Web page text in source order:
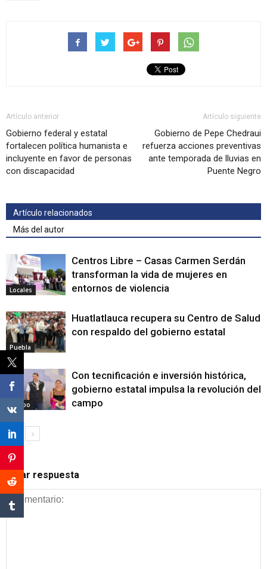
Artículo anterior
Gobierno federal y estatal
fortalecen política humanista e
incluyente en favor de personas
con discapacidad
Artículo siguiente
Gobierno de Pepe Chedraui
refuerza acciones preventivas
ante temporada de lluvias en
Puente Negro
Artículo relacionados
Más del autor
Locales
Centros Libre – Casas Carmen Serdán
transforman la vida de mujeres en
entornos de violencia
Puebla
Huatlatlauca recupera su Centro de Salud
con respaldo del gobierno estatal
Campo
Con tecnificación e inversión histórica,
gobierno estatal impulsa la revolución del
campo
Dejar respuesta